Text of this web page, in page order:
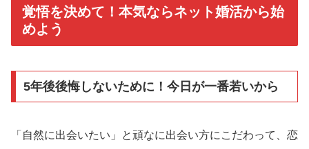
覚悟を決めて！本気ならネット婚活から始
めよう
5年後後悔しないために！今日が一番若いから
「自然に出会いたい」と頑なに出会い方にこだわって、恋